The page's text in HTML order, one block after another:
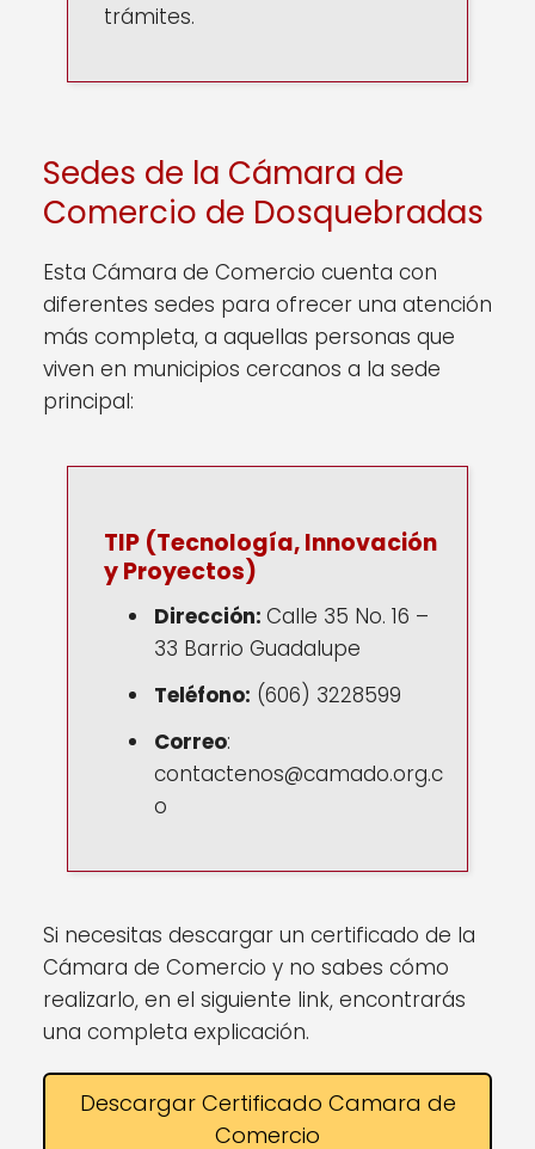
trámites.
Sedes de la Cámara de
Comercio de Dosquebradas
Esta Cámara de Comercio cuenta con
diferentes sedes para ofrecer una atención
más completa, a aquellas personas que
viven en municipios cercanos a la sede
principal:
TIP (Tecnología, Innovación
y Proyectos)
Dirección: Calle 35 No. 16 –
33 Barrio Guadalupe
Teléfono: (606) 3228599
Correo:
contactenos@camado.org.c
o
Si necesitas descargar un certificado de la
Cámara de Comercio y no sabes cómo
realizarlo, en el siguiente link, encontrarás
una completa explicación.
Descargar Certificado Camara de
Comercio